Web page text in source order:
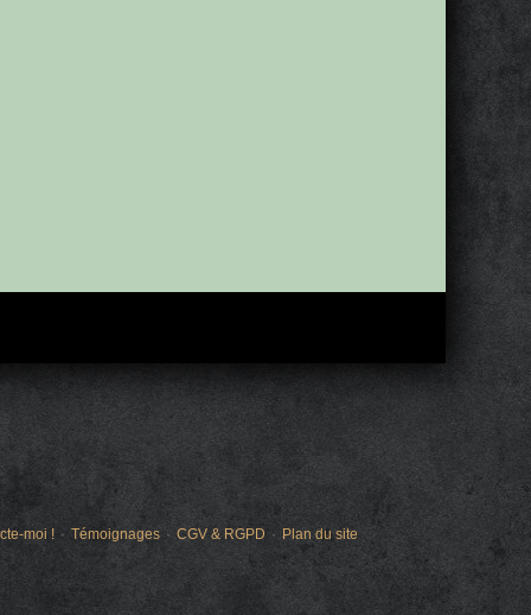
moi ! Témoignages CGV & RGPD Plan du site